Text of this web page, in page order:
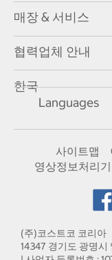
매장 & 서비스
협력업체 안내
한국
Languages
사이트맵
영상정보처리
(주)코스트코 코리아
14347 경기도 광명시